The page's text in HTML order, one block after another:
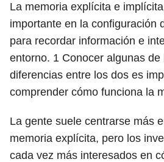
La memoria explícita e
importante en la configuración
para recordar información e
entorno. 1 Conocer algunas
diferencias entre los dos es
comprender cómo funciona la
La gente suele centrarse más
memoria explícita, pero los
cada vez más interesados ​​en